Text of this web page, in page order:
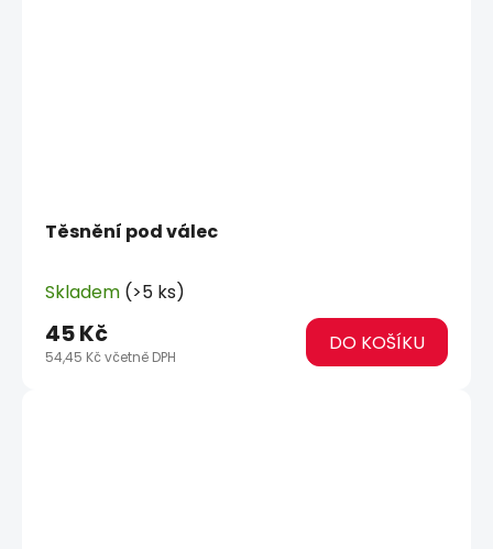
Těsnění pod válec
Skladem (>5 ks)
54,45 Kč včetně DPH
45 Kč DO KOŠÍKU